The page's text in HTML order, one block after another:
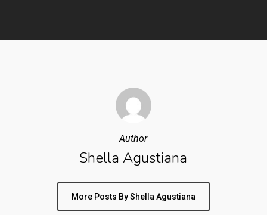
Author
Shella Agustiana
More Posts By Shella Agustiana